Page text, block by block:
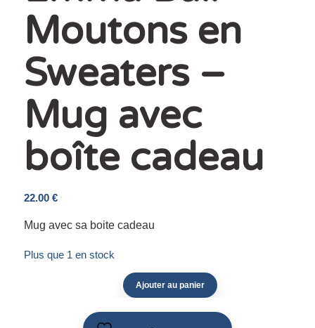
Moutons en
Sweaters –
Mug avec
boîte cadeau
22.00 €
Mug avec sa boite cadeau
Plus que 1 en stock
Ajouter au panier